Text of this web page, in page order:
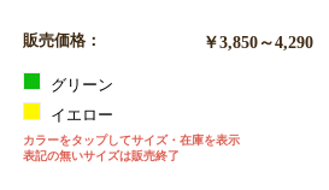
販売価格： ￥3,850～4,290
グリーン
イエロー
カラーをタップしてサイズ・在庫を表示
表記の無いサイズは販売終了